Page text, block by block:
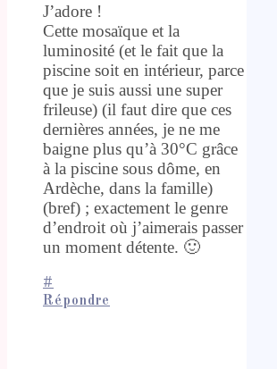
J’adore !
Cette mosaïque et la
luminosité (et le fait que la
piscine soit en intérieur, parce
que je suis aussi une super
frileuse) (il faut dire que ces
dernières années, je ne me
baigne plus qu’à 30°C grâce
à la piscine sous dôme, en
Ardèche, dans la famille)
(bref) ; exactement le genre
d’endroit où j’aimerais passer
un moment détente. 🙂
#
Répondre